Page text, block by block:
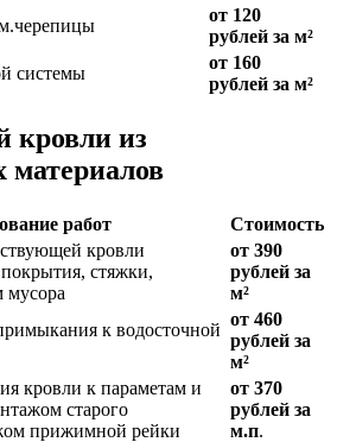
от 120
рублей за м²
системы
от 160
рублей за м²
кровли из
работ
Стоимость
кровли
стяжки,
мусора
от 390
рублей за
м²
к водосточной
от 460
рублей за
м²
кровли к параметам и
старого
прижимной рейки
от 370
рублей за
м.п.